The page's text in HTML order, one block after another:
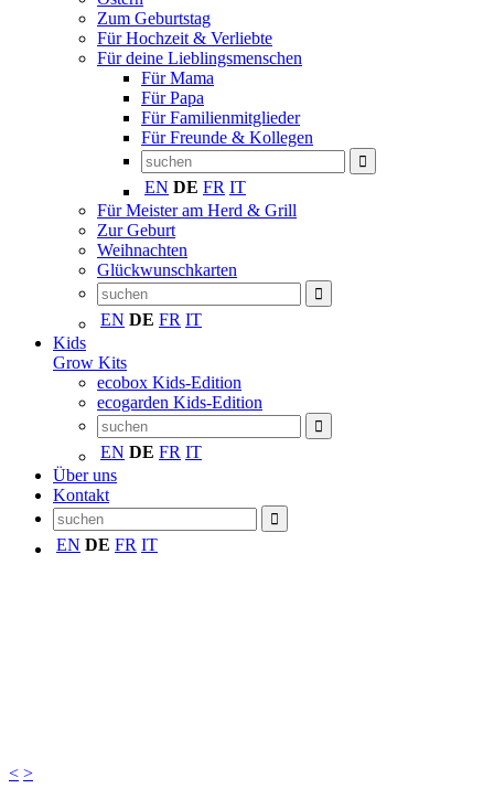
Zum Geburtstag
Für Hochzeit & Verliebte
Für deine Lieblingsmenschen
Für Mama
Für Papa
Für Familienmitglieder
Für Freunde & Kollegen
EN DE FR IT
Für Meister am Herd & Grill
Zur Geburt
Weihnachten
Glückwunschkarten
EN DE FR IT
Kids
Grow Kits
ecobox Kids-Edition
ecogarden Kids-Edition
EN DE FR IT
Über uns
Kontakt
EN DE FR IT
< >